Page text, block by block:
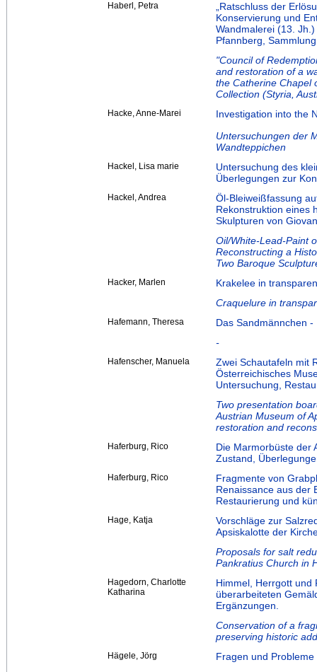
Haberl, Petra
„Ratschluss der
Konservierung und
Wandmalerei (13.
Pfannberg,
"Council of
and restoration of a
the Catherine Chapel
Collection (Styria,
Hacke, Anne-Marei
Investigation into the
Untersuchungen der
Wandteppichen
Hackel, Lisa marie
Untersuchung des
Überlegungen zur
Hackel, Andrea
Öl-Bleiweißfassung
Rekonstruktion eines
Skulpturen von
Oil/White-Lead-Paint
Reconstructing a
Two Baroque
Hacker, Marlen
Krakelee in
Craquelure in
Hafemann, Theresa
Das Sandmännchen
-
Hafenscher, Manuela
Zwei Schautafeln mit
Österreichisches
Untersuchung,
Two presentation
Austrian Museum of
restoration and
Haferburg, Rico
Die Marmorbüste der
Zustand,
Haferburg, Rico
Fragmente von
Renaissance aus der
Restaurierung und
Hage, Katja
Vorschläge zur
Apsiskalotte der
Proposals for salt
Pankratius Church in
Hagedorn, Charlotte
Katharina
Himmel, Herrgott und
überarbeiteten
Ergänzungen.
Conservation of a
preserving historic
Hägele, Jörg
Fragen und